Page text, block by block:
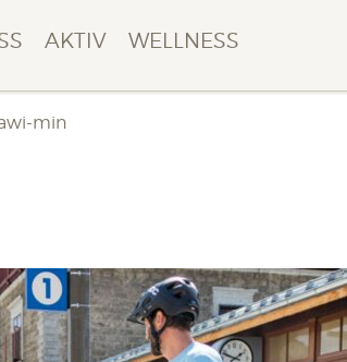
AKTIV WELLNESS
min